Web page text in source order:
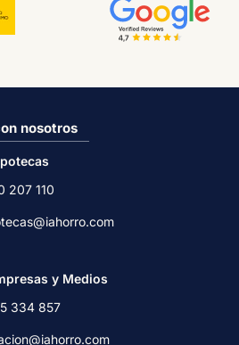
nosotros
207 110
y Medios
334 857